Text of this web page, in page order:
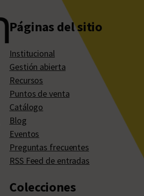
Páginas del sitio
Institucional
Gestión abierta
Recursos
Puntos de venta
Catálogo
Blog
Eventos
Preguntas frecuentes
RSS Feed de entradas
Colecciones